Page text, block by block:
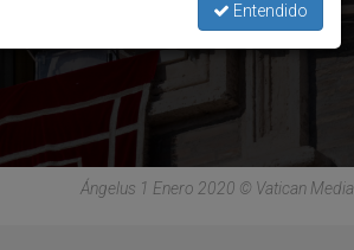
Ángelus 1 Enero 2020 © Vatican Media
Entendido